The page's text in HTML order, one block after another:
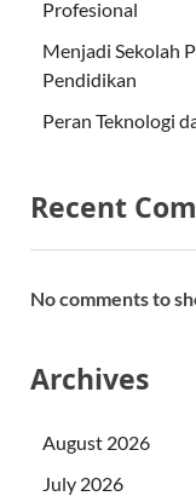
Profesional
Menjadi Sekolah
Pendidikan
Peran Teknologi
Recent
No comments to
Archives
August 2026
July 2026